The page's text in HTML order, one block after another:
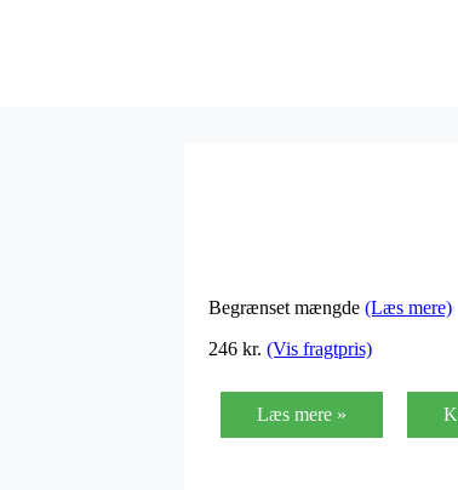
Begrænset mængde (Læs mere)
246 kr. (Vis fragtpris)
Læs mere »